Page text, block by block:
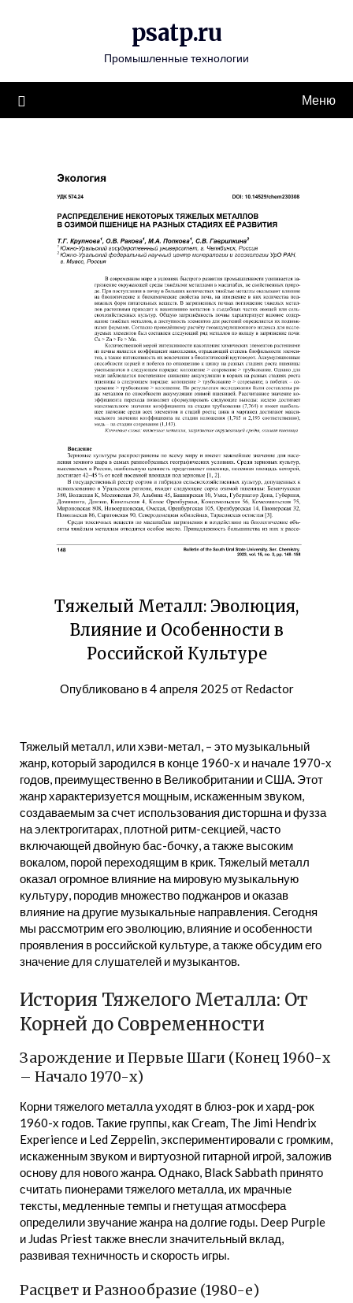
psatp.ru
Промышленные технологии
Меню
Тяжелый Металл: Эволюция,
Влияние и Особенности в
Российской Культуре
Опубликовано в4 апреля 2025 от Redactor
Тяжелый металл, или хэви-метал, – это музыкальный
жанр, который зародился в конце 1960-х и начале 1970-х
годов, преимущественно в Великобритании и США. Этот
жанр характеризуется мощным, искаженным звуком,
создаваемым за счет использования дисторшна и фузза
на электрогитарах, плотной ритм-секцией, часто
включающей двойную бас-бочку, а также высоким
вокалом, порой переходящим в крик. Тяжелый металл
оказал огромное влияние на мировую музыкальную
культуру, породив множество поджанров и оказав
влияние на другие музыкальные направления. Сегодня
мы рассмотрим его эволюцию, влияние и особенности
проявления в российской культуре, а также обсудим его
значение для слушателей и музыкантов.
История Тяжелого Металла: От
Корней до Современности
Зарождение и Первые Шаги (Конец 1960-х
– Начало 1970-х)
Корни тяжелого металла уходят в блюз-рок и хард-рок
1960-х годов. Такие группы, как Cream, The Jimi Hendrix
Experience и Led Zeppelin, экспериментировали с громким,
искаженным звуком и виртуозной гитарной игрой, заложив
основу для нового жанра. Однако, Black Sabbath принято
считать пионерами тяжелого металла, их мрачные
тексты, медленные темпы и гнетущая атмосфера
определили звучание жанра на долгие годы. Deep Purple
и Judas Priest также внесли значительный вклад,
развивая техничность и скорость игры.
Расцвет и Разнообразие (1980-е)